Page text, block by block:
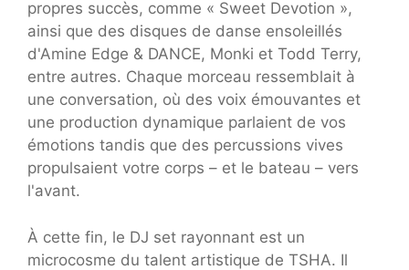
propres succès, comme « Sweet Devotion »,
ainsi que des disques de danse ensoleillés
d'Amine Edge & DANCE, Monki et Todd Terry,
entre autres. Chaque morceau ressemblait à
une conversation, où des voix émouvantes et
une production dynamique parlaient de vos
émotions tandis que des percussions vives
propulsaient votre corps – et le bateau – vers
l'avant.
À cette fin, le DJ set rayonnant est un
microcosme du talent artistique de TSHA. Il